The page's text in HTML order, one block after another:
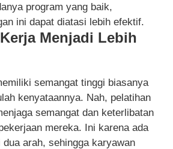
program yang baik,
ini dapat diatasi lebih efektif.
Menjadi Lebih
semangat tinggi biasanya
kenyataannya. Nah, pelatihan
semangat dan keterlibatan
mereka. Ini karena ada
arah, sehingga karyawan